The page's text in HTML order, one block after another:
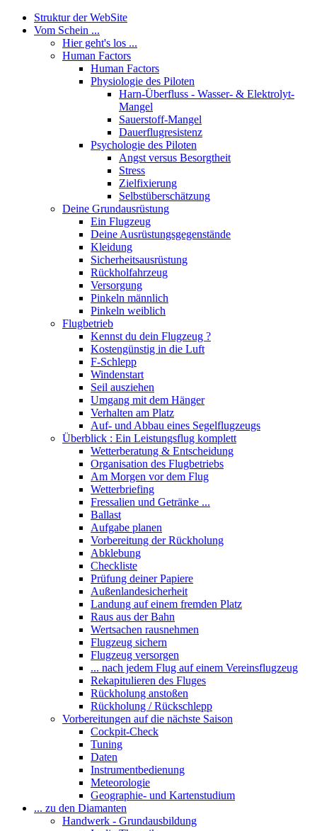
Struktur der WebSite
Vom Schein ...
Hier geht's los ...
Human Factors
Human Factors
Physiologie des Piloten
Harn-Überfluss - Wasser- & Elektrolyt-
Mangel
Sauerstoff-Mangel
Dauerflugresistenz
Psychologie des Piloten
Angst versus Besorgtheit
Stress
Zielfixierung
Selbstüberschätzung
Deine Grundausrüstung
Ein Flugzeug
Deine Ausrüstungsgegenstände
Kleidung
Sicherheitsausrüstung
Rückholfahrzeug
Versorgung
Pinkeln männlich
Pinkeln weiblich
Flugbetrieb
Kennst du dein Flugzeug ?
Kostengünstig in die Luft
F-Schlepp
Windenstart
Seil ausziehen
Umgang mit dem Hänger
Verhalten am Platz
Auf- und Abbau eines Segelflugzeugs
Überblick : Ein Leistungsflug komplett
Wetterberatung & Entscheidung
Organisation des Flugbetriebs
Am Morgen vor dem Flug
Wetterbriefing
Fressalien und Getränke ...
Ballast
Aufgabe planen
Vorbereitung der Rückholung
Abklebung
Checkliste
Prüfung deiner Papiere
Außenlandesicherheit
Landung auf einem fremden Platz
Raus aus der Bahn
Wertsachen rausnehmen
Flugzeug sichern
Flugzeug versorgen
... nach jedem Flug auf einem Vereinsflugzeug
Rekapitulieren des Fluges
Rückholung anstoßen
Rückholung / Rückschlepp
Vorbereitungen auf die nächste Saison
Cockpit-Check
Tuning
Daten
Instrumentbedienung
Meteorologie
Geographie- und Kartenstudium
... zu den Diamanten
Handwerk - Grundausbildung